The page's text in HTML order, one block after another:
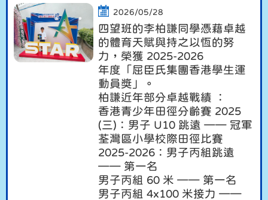
2026/05/28
四望班的李柏謙同學憑藉卓越
的體育天賦與持之以恆的努
力，榮獲 2025-2026
年度「屈臣氏集團香港學生運
動員獎」。
柏謙近年部分卓越戰績 ：
香港青少年田徑分齡賽 2025
(三)：男子 U10 跳遠 —— 冠軍
荃灣區小學校際田徑比賽
2025-2026：男子丙組跳遠
—— 第一名
男子丙組 60 米 —— 第一名
男子丙組 4x100 米接力 ——